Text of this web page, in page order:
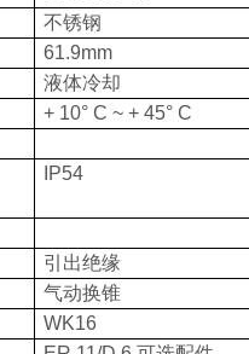
不锈钢
61.9mm
液体冷却
+ 10° C ~ + 45° C
IP54
引出绝缘
气动换锥
WK16